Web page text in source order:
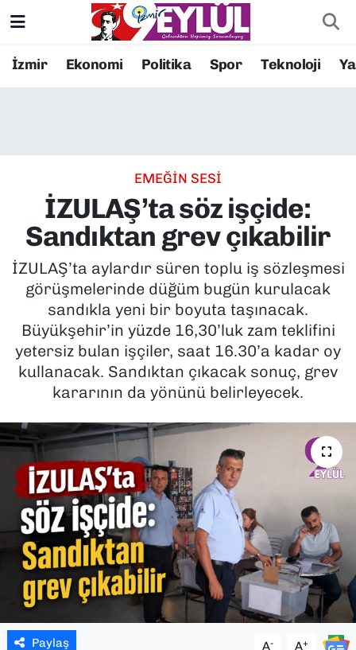
İzmir Ekonomi Politika Spor Teknoloji
EMEĞİN SESİ
İZULAŞ’ta söz işçide:
Sandıktan grev çıkabilir
İZULAŞ’ta aylardır süren toplu iş sözleşmesi
görüşmelerinde düğüm bugün kurulacak
sandıkla yeni bir boyuta taşınacak.
Büyükşehir’in yüzde 16,30’luk zam teklifini
yetersiz bulan işçiler, saat 16.30’a kadar oy
kullanacak. Sandıktan çıkacak sonuç, grev
kararının da yönünü belirleyecek.
Paylaş A- A+
Resmi İlanlar
EKONOMİ
KÜLTÜR SANAT
MAGAZİN
POLİTİKA
SAĞLIK
SPOR
TEKNOLOJİ
YAŞAM
YEREL YÖNETİMLER
Konak Nöbetçi Eczaneler
Süper Lig Puan Durumu ve Fikstür
Tüm Manşetler
Son Dakika Haberleri
Haber Arşivi